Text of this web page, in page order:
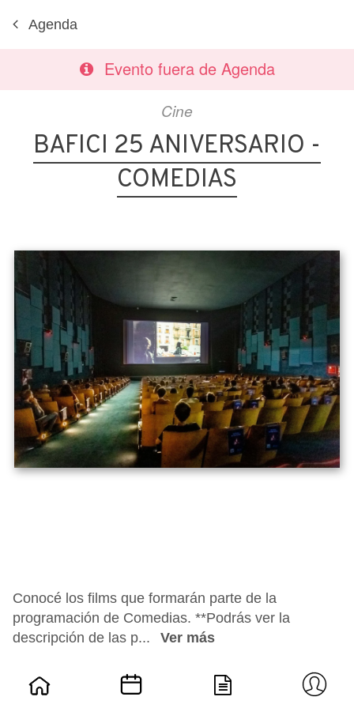
Agenda
Evento fuera de Agenda
Cine
BAFICI 25 ANIVERSARIO -
COMEDIAS
Conocé los films que formarán parte de la
programación de Comedias. **Podrás ver la
descripción de las p...
Ver más